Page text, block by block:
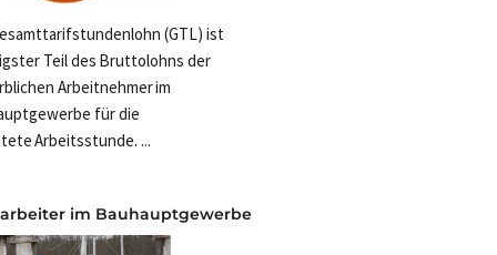
(GTL) ist
Teil des Bruttolohns der
Arbeitnehmer im
für die
Arbeitsstunde. ...
im Bauhauptgewerbe